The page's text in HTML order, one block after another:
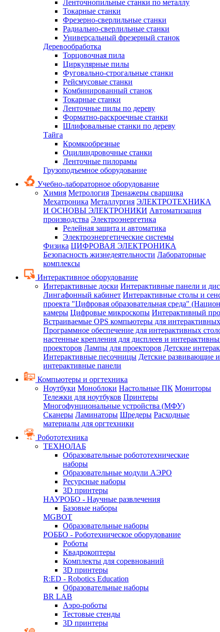
Ленточнопильные станки по металлу
Токарные станки
Фрезерно-сверлильные станки
Радиально-сверлильные станки
Универсальный фрезерный станок
Деревообработка
Торцовочная пила
Циркулярные пилы
Фуговально-строгальные станки
Рейсмусовые станки
Комбинированный станок
Токарные станки
Ленточные пилы по дереву
Форматно-раскроечные станки
Шлифовальные станки по дереву
Тайга
Кромкообрезные
Оцилиндровочные станки
Ленточные пилорамы
Грузоподъемное оборудование
Учебно-лабораторное оборудование
Химия Метрология Тренажеры сварщика
Мехатроника Металлургия ЭЛЕКТРОТЕХНИКА
И ОСНОВЫ ЭЛЕКТРОНИКИ Автоматизация
производства Электроэнергетика
Релейная защита и автоматика
Электроэнергетические системы
Физика ЦИФРОВАЯ ЭЛЕКТРОНИКА
Безопасность жизнедеятельности Лабораторные
комплексы
Интерактивное оборудование
Интерактивные доски Интерактивные панели и
Лингафонный кабинет Интерактивные столы и
проекта "Цифровая образовательная среда"
камеры Цифровые микроскопы Интерактивный
Встраиваемые OPS компьютеры для
Программное обеспечение для интерактивных
настенные крепления для дисплеев и
проекторов Лампы для проекторов Детские
Интерактивные песочницы Детские развивающие
интерактивные панели
Компьютеры и оргтехника
Ноутбуки Моноблоки Настольные ПК Мониторы
Тележки для ноутбуков Принтеры
Многофунциональные устройства (МФУ)
Сканеры Ламинаторы Шредеры Расходные
материалы для оргтехники
Робототехника
ТЕХНОЛАБ
Образовательные робототехнические
наборы
Образовательные модули АЭРО
Ресурсные наборы
3D принтеры
НАУРОБО - Научные развлечения
Базовые наборы
MGBOT
Образовательные наборы
РОББО - Роботехническое оборудование
Роботы
Квадрокоптеры
Комплекты для соревнований
3D принтеры
R:ED - Robotics Education
Образовательные наборы
BR LAB
Аэро-роботы
Тестовые стенды
3D принтеры